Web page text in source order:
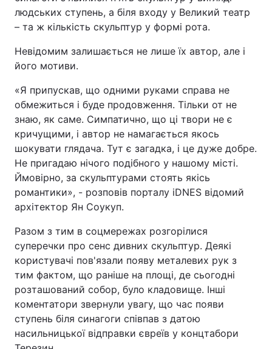
людських ступень, а біля входу у Великий театр
– та ж кількість скульптур у формі рота.
Невідомим залишається не лише їх автор, але і
його мотиви.
«Я припускав, що одними руками справа не
обмежиться і буде продовження. Тільки от не
знаю, як саме. Симпатично, що ці твори не є
кричущими, і автор не намагається якось
шокувати глядача. Тут є загадка, і це дуже добре.
Не пригадаю нічого подібного у нашому місті.
Ймовірно, за скульптурами стоять якісь
романтики», - розповів порталу iDNES відомий
архітектор Ян Соукуп.
Разом з тим в соцмережах розгорілися
суперечки про сенс дивних скульптур. Деякі
користувачі пов'язали появу металевих рук з
тим фактом, що раніше на площі, де сьогодні
розташований собор, було кладовище. Інші
коментатори звернули увагу, що час появи
ступень біля синагоги співпав з датою
насильницької відправки євреїв у концтабори